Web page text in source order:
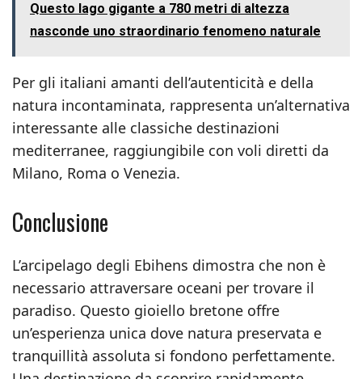
Questo lago gigante a 780 metri di altezza
nasconde uno straordinario fenomeno naturale
Per gli italiani amanti dell’autenticità e della
natura incontaminata, rappresenta un’alternativa
interessante alle classiche destinazioni
mediterranee, raggiungibile con voli diretti da
Milano, Roma o Venezia.
Conclusione
L’arcipelago degli Ebihens dimostra che non è
necessario attraversare oceani per trovare il
paradiso. Questo gioiello bretone offre
un’esperienza unica dove natura preservata e
tranquillità assoluta si fondono perfettamente.